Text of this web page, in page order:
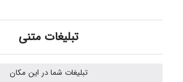
تبلیغات متنی
تبلیغات شما در این مکان